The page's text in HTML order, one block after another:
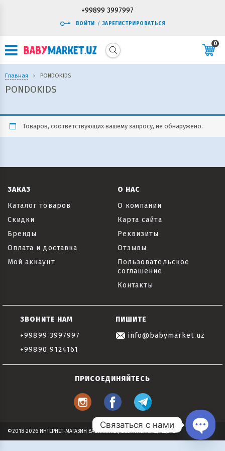
+99899 3997997
ВОЙТИ / ЗАРЕГИСТРИРОВАТЬСЯ
0
Главная › PONDOKIDS
PONDOKIDS
Товаров, соответствующих вашему запросу, не обнаружено.
ЗАКАЗ
Каталог товаров
Скидки
Бренды
Оплата и доставка
Мой аккаунт
О НАС
О компании
Карта сайта
Реквизиты
Отзывы
Пользовательское
соглашение
Контакты
ЗВОНИТЕ НАМ
+99899 3997997
+99890 9124161
ПИШИТЕ
info@babymarket.uz
ПРИСОЕДИНЯЙТЕСЬ
©2018-2026 ИНТЕРНЕТ-МАГАЗИН BABYMARKET, ВСЕ ПРАВА ЗАЩИЩЕНЫ
Связаться с нами
Open